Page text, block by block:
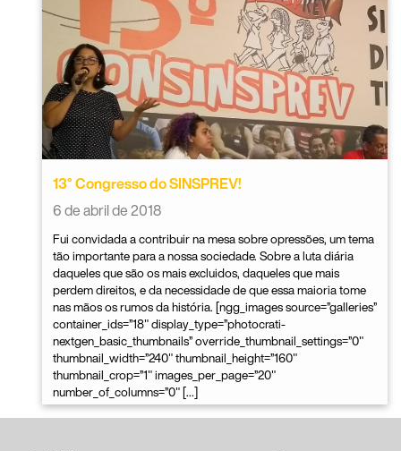
13° Congresso do SINSPREV!
6 de abril de 2018
Fui convidada a contribuir na mesa sobre opressões, um tema
tão importante para a nossa sociedade. Sobre a luta diária
daqueles que são os mais excluidos, daqueles que mais
perdem direitos, e da necessidade de que essa maioria tome
nas mãos os rumos da história. [ngg_images source=”galleries”
container_ids=”18″ display_type=”photocrati-
nextgen_basic_thumbnails” override_thumbnail_settings=”0″
thumbnail_width=”240″ thumbnail_height=”160″
thumbnail_crop=”1″ images_per_page=”20″
number_of_columns=”0″ […]